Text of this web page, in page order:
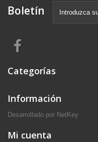
Boletín
Categorías
Información
Desarrollado por NetKey
Mi cuenta